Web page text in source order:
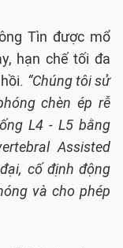
Tìn được mổ
hạn chế tối đa
“Chúng tôi sử
chèn ép rễ
L4 - L5 bằng
Assisted
cố định động
và cho phép